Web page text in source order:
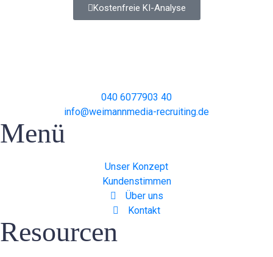
Kostenfreie KI-Analyse
040 6077903 40
info@weimannmedia-recruiting.de
Menü
Unser Konzept
Kundenstimmen
Über uns
Kontakt
Resourcen